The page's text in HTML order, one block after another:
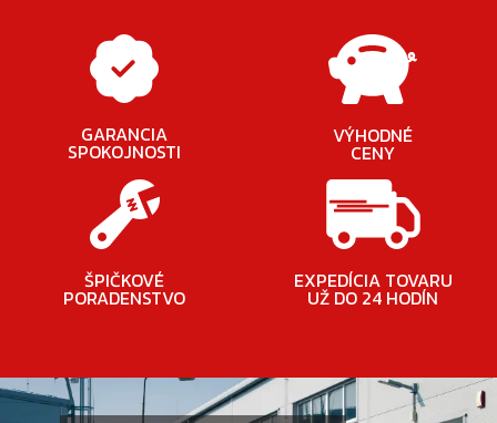
GARANCIA
SPOKOJNOSTI
VÝHODNÉ
CENY
ŠPIČKOVÉ
PORADENSTVO
EXPEDÍCIA TOVARU
UŽ DO 24 HODÍN